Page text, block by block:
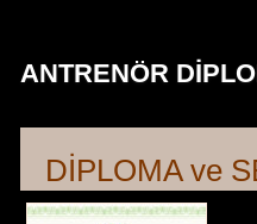
ANTRENÖR
DİPLOMA ve